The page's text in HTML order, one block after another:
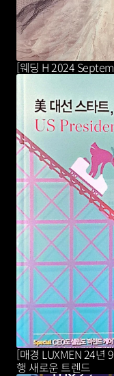
[웨딩 H 2024
[매경 LUXMEN 24년
행 새로운 트렌드